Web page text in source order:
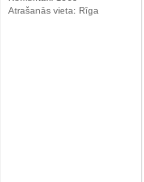
Atrašanās vieta: Rīga